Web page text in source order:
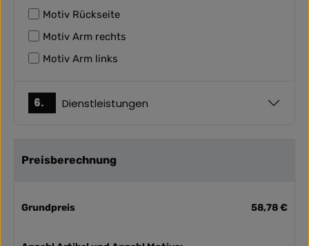
Motiv Rückseite
Motiv Arm rechts
Motiv Arm links
6. Dienstleistungen
Preisberechnung
Grundpreis 58,78 €